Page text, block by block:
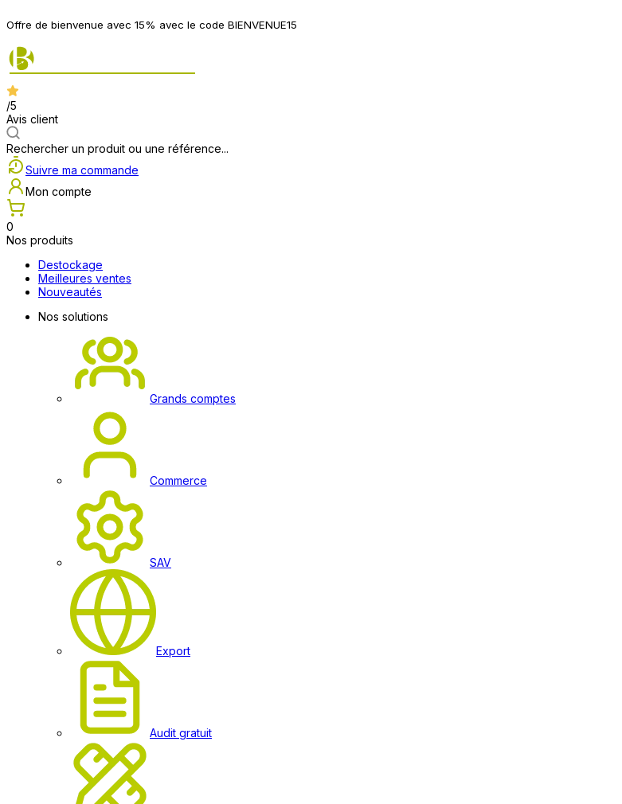
Offre de bienvenue avec 15% avec le code BIENVENUE15
/5
Avis client
Rechercher un produit ou une référence...
Suivre ma commande
Mon compte
0
Nos produits
Destockage
Meilleures ventes
Nouveautés
Nos solutions
Grands comptes
Commerce
SAV
Export
Audit gratuit